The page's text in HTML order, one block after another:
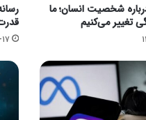
شخصیت انسان؛ ما
تغییر می‌کنیم